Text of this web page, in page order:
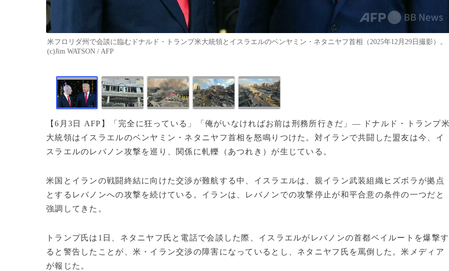
米フロリダ州で会談に臨むドナルド・トランプ米大統領とイスラエルのベンヤミン・ネタニヤフ首相（2025年12月29日撮影）。
(c)Jim WATSON / AFP
【6月3日 AFP】「完全に狂っている」「俺がいなければお前は刑務所行きだ」― ドナルド・トランプ
大統領はイスラエルのベンヤミン・ネタニヤフ首相を怒鳴りつけた。対イランで共闘した盟友は今、イ
スラエルのレバノン攻撃を巡り、関係に軋轢（あつれき）が生じている。
米国とイランの戦闘終結に向けた交渉が難航する中、イスラエルは、親イラン武装組織ヒズボラが拠点
とするレバノンへの攻撃を続けている。イランは、レバノンでの攻撃停止が和平合意の条件の一つだと
強調してきた。
トランプ氏は1日、ネタニヤフ氏と電話で会談した際、イスラエルがレバノンの首都ベイルートを爆撃す
ると警告したことが、米・イラン交渉の障害になっているとし、ネタニヤフ氏を罵倒した。米メディア
が報じた。